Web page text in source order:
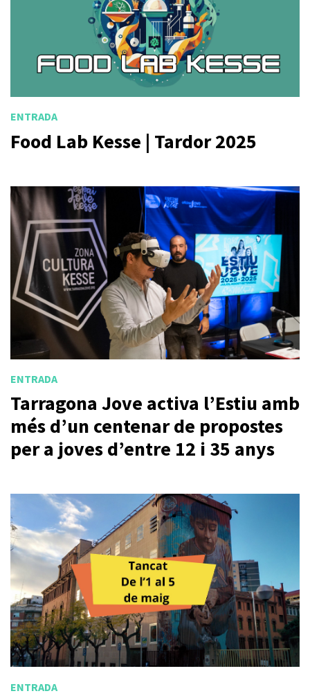
ENTRADA
Food Lab Kesse | Tardor 2025
ENTRADA
Tarragona Jove activa l’Estiu amb
més d’un centenar de propostes
per a joves d’entre 12 i 35 anys
ENTRADA